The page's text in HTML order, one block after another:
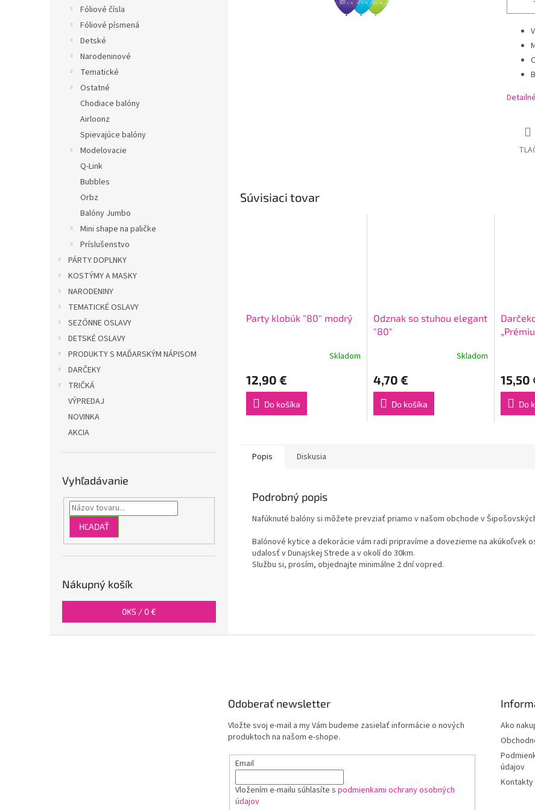
Fóliové čísla
Fóliové písmená
Detské
Narodeninové
Tematické
Ostatné
Chodiace balóny
Airloonz
Spievajúce balóny
Modelovacie
Q-Link
Bubbles
Orbz
Balóny Jumbo
Mini shape na paličke
Príslušenstvo
PÁRTY DOPLNKY
KOSTÝMY A MASKY
NARODENINY
TEMATICKÉ OSLAVY
SEZÓNNE OSLAVY
DETSKÉ OSLAVY
PRODUKTY S MAĎARSKÝM NÁPISOM
DARČEKY
TRIČKÁ
VÝPREDAJ
NOVINKA
AKCIA
Vyhľadávanie
HĽADAŤ
Nákupný košík
0KS / 0 €
Súvisiaci tovar
Party klobúk "80" modrý
Skladom
12,90 €
Do košíka
Odznak so stuhou elegant
"80"
Skladom
4,70 €
Do košíka
15,50
Do
Popis Diskusia
Podrobný popis
Nafúknuté balóny si môžete prevziať priamo v našom obchode v
Balónové kytice a dekorácie vám radi pripravíme a dovezieme na akúkoľvek
udalosť v Dunajskej Strede a v okolí do 30km.
Službu si, prosím, objednajte minimálne 2 dní vopred.
Odoberať newsletter
Vložte svoj e-mail a my Vám budeme zasielať informácie o nových
produktoch na našom e-shope.
Email
Vložením e-mailu súhlasíte s podmienkami ochrany osobných
údajov
Ako
údajov
Kontakty